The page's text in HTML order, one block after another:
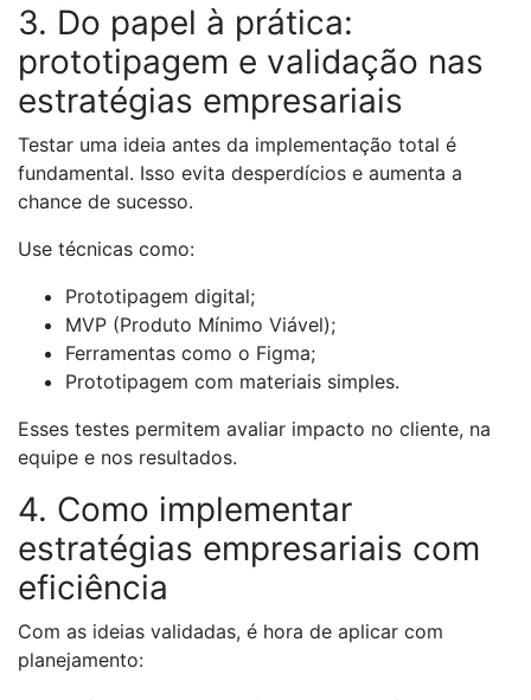
3. Do papel à prática:
prototipagem e validação nas
estratégias empresariais
Testar uma ideia antes da implementação total é
fundamental. Isso evita desperdícios e aumenta a
chance de sucesso.
Use técnicas como:
Prototipagem digital;
MVP (Produto Mínimo Viável);
Ferramentas como o Figma;
Prototipagem com materiais simples.
Esses testes permitem avaliar impacto no cliente, na
equipe e nos resultados.
4. Como implementar
estratégias empresariais com
eficiência
Com as ideias validadas, é hora de aplicar com
planejamento: